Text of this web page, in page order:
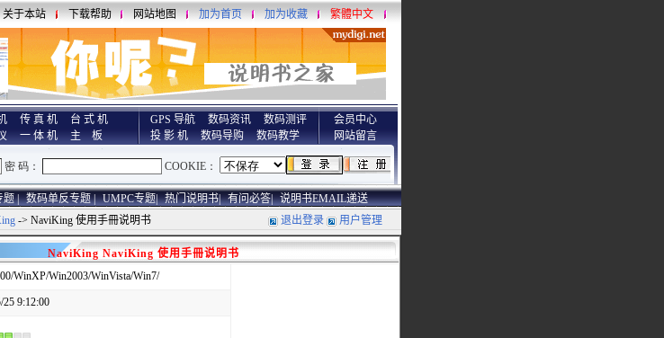
关于本站 下载帮助 网站地图 加为首页 加为收藏 繁體中文
传 真 机
台 式 机
一 体 机 主 板
GPS 导航 数码资讯
数码测评
投 影 机
数码导购 数码教学
会员中心
网站留言
题 | 数码单反专题 | UMPC专题| 热门说明书| 有问必答| 说明书EMAIL递送
-> NaviKing 使用手冊说明书 退出登录 用户管理
称∷ NaviKing NaviKing 使用手冊说明书
WinXP/Win2003/WinVista/Win7/
25 9:12:00